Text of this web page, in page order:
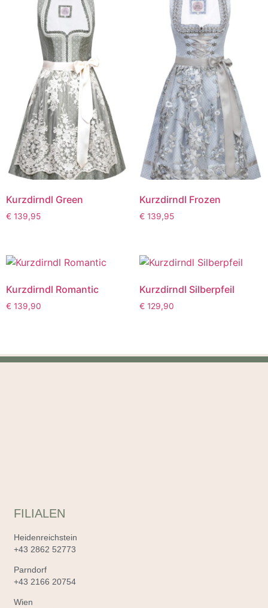
Kurzdirndl Green
€ 139,95
Kurzdirndl Frozen
€ 139,95
Kurzdirndl Romantic
€ 139,90
Kurzdirndl Silberpfeil
€ 129,90
FILIALEN
Heidenreichstein
+43 2862 52773
Parndorf
+43 2166 20754
Wien